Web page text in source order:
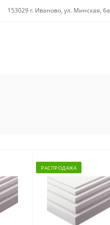
153029 г. Иваново, ул. Минская, 6а
РАСПРОДАЖА